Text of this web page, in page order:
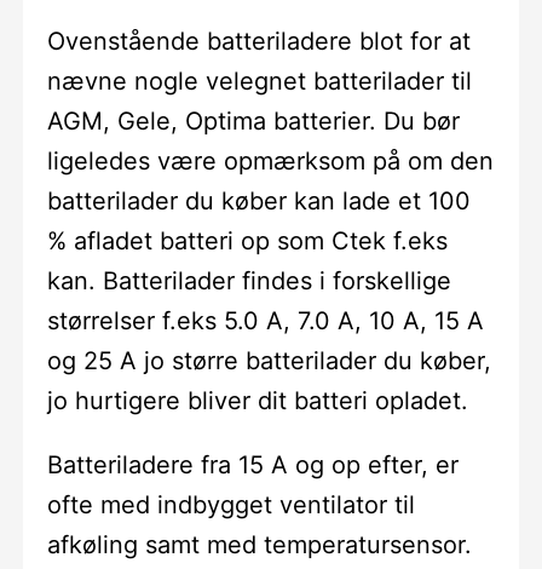
Ovenstående batteriladere blot for at
nævne nogle velegnet batterilader til
AGM, Gele, Optima batterier. Du bør
ligeledes være opmærksom på om den
batterilader du køber kan lade et 100
% afladet batteri op som Ctek f.eks
kan. Batterilader findes i forskellige
størrelser f.eks 5.0 A, 7.0 A, 10 A, 15 A
og 25 A jo større batterilader du køber,
jo hurtigere bliver dit batteri opladet.
Batteriladere fra 15 A og op efter, er
ofte med indbygget ventilator til
afkøling samt med temperatursensor.